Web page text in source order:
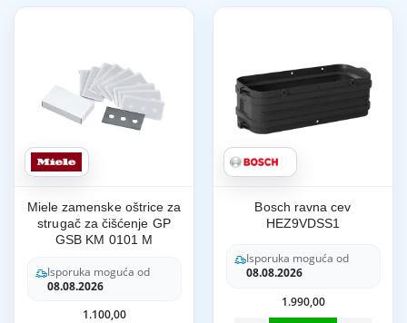
Miele zamenske oštrice za
strugač za čišćenje GP
GSB KM 0101 M
Isporuka moguća od
08.08.2026
1.100,00
Bosch ravna cev
HEZ9VDSS1
Isporuka moguća od
08.08.2026
1.990,00